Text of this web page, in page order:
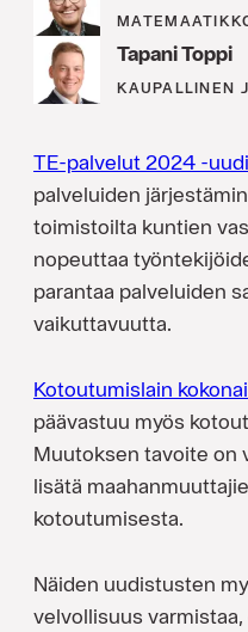
Tapani Toppi
KAUPALLINEN
TE-palvelut 2024 -
palveluiden
toimistoilta kuntien
nopeuttaa
parantaa palveluiden
vaikuttavuutta.
Kotoutumislain
päävastuu myös
Muutoksen tavoite on
lisätä
kotoutumisesta.
Näiden uudistusten
velvollisuus